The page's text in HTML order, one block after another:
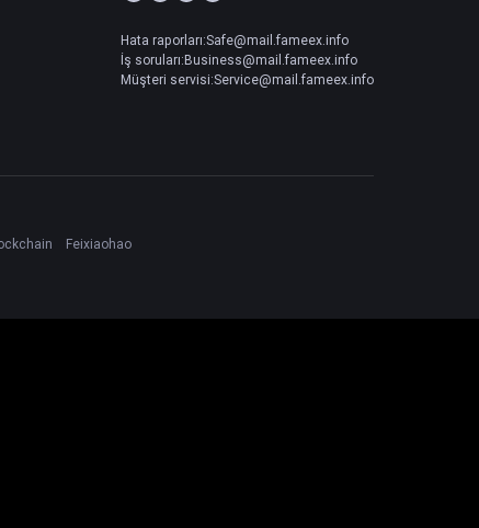
Hata raporları:Safe@mail.fameex.info
İş soruları:Business@mail.fameex.info
Müşteri servisi:Service@mail.fameex.info
Feixiaohao